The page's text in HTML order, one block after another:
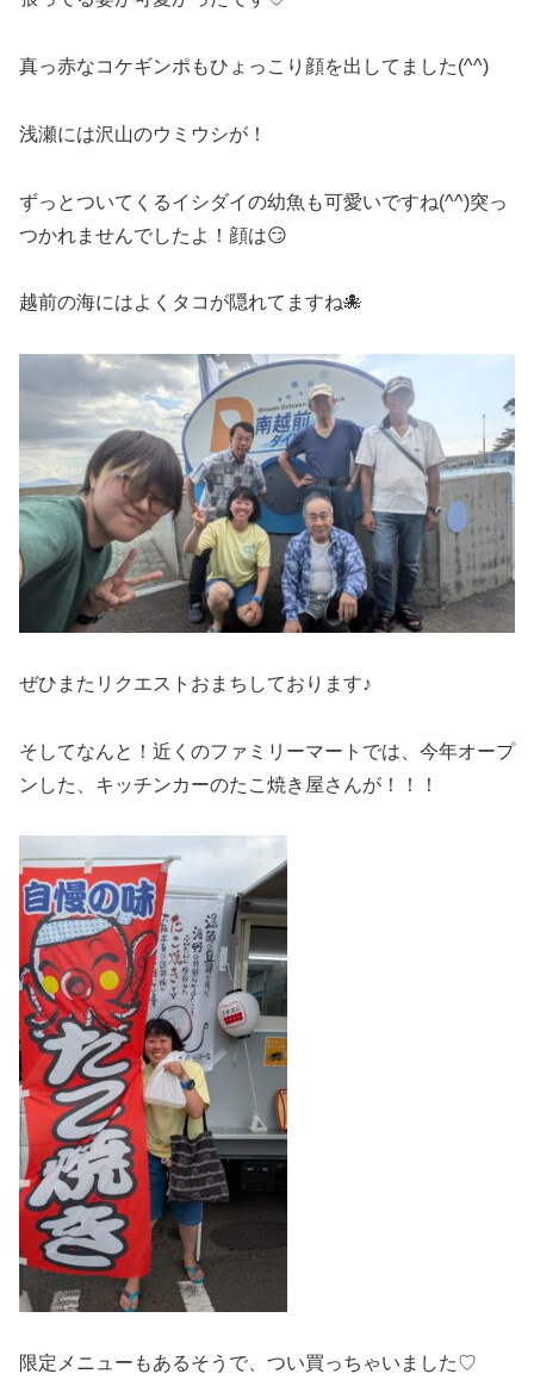
真っ赤なコケギンポもひょっこり顔を出してました(^^)
浅瀬には沢山のウミウシが！
ずっとついてくるイシダイの幼魚も可愛いですね(^^)突っ
つかれませんでしたよ！顔は😏
越前の海にはよくタコが隠れてますね🐙
ぜひまたリクエストおまちしております♪
そしてなんと！近くのファミリーマートでは、今年オープ
ンした、キッチンカーのたこ焼き屋さんが！！！
限定メニューもあるそうで、つい買っちゃいました♡